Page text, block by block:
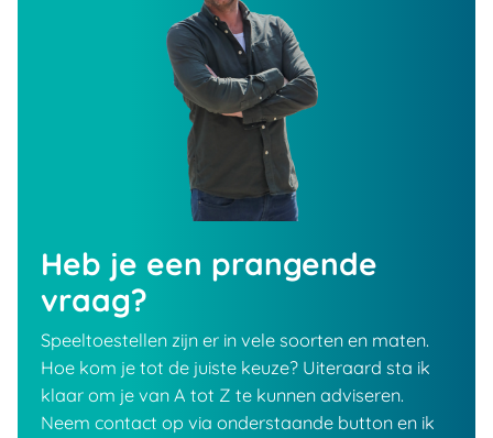
Heb je een prangende
vraag?
Speeltoestellen zijn er in vele soorten en maten.
Hoe kom je tot de juiste keuze? Uiteraard sta ik
klaar om je van A tot Z te kunnen adviseren.
Neem contact op via onderstaande button en ik